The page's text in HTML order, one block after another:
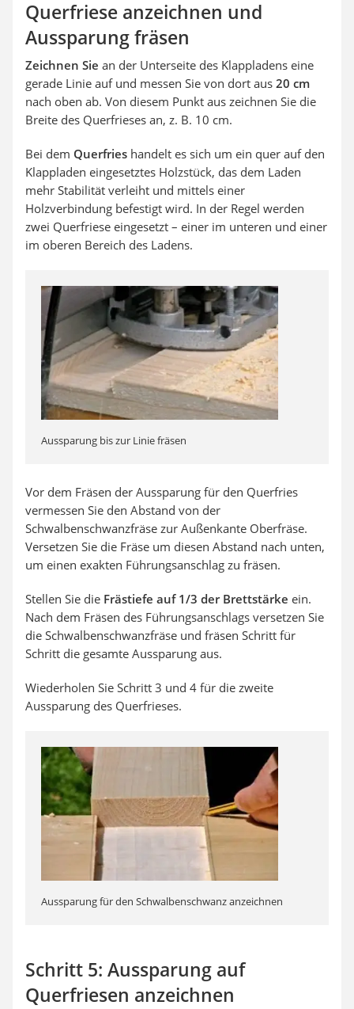
Querfriese anzeichnen und
Aussparung fräsen
Zeichnen Sie an der Unterseite des Klappladens eine
gerade Linie auf und messen Sie von dort aus 20 cm
nach oben ab. Von diesem Punkt aus zeichnen Sie die
Breite des Querfrieses an, z. B. 10 cm.
Bei dem Querfries handelt es sich um ein quer auf den
Klappladen eingesetztes Holzstück, das dem Laden
mehr Stabilität verleiht und mittels einer
Holzverbindung befestigt wird. In der Regel werden
zwei Querfriese eingesetzt – einer im unteren und einer
im oberen Bereich des Ladens.
Aussparung bis zur Linie fräsen
Vor dem Fräsen der Aussparung für den Querfries
vermessen Sie den Abstand von der
Schwalbenschwanzfräse zur Außenkante Oberfräse.
Versetzen Sie die Fräse um diesen Abstand nach unten,
um einen exakten Führungsanschlag zu fräsen.
Stellen Sie die Frästiefe auf 1/3 der Brettstärke ein.
Nach dem Fräsen des Führungsanschlags versetzen Sie
die Schwalbenschwanzfräse und fräsen Schritt für
Schritt die gesamte Aussparung aus.
Wiederholen Sie Schritt 3 und 4 für die zweite
Aussparung des Querfrieses.
Aussparung für den Schwalbenschwanz anzeichnen
Schritt 5: Aussparung auf
Querfriesen anzeichnen